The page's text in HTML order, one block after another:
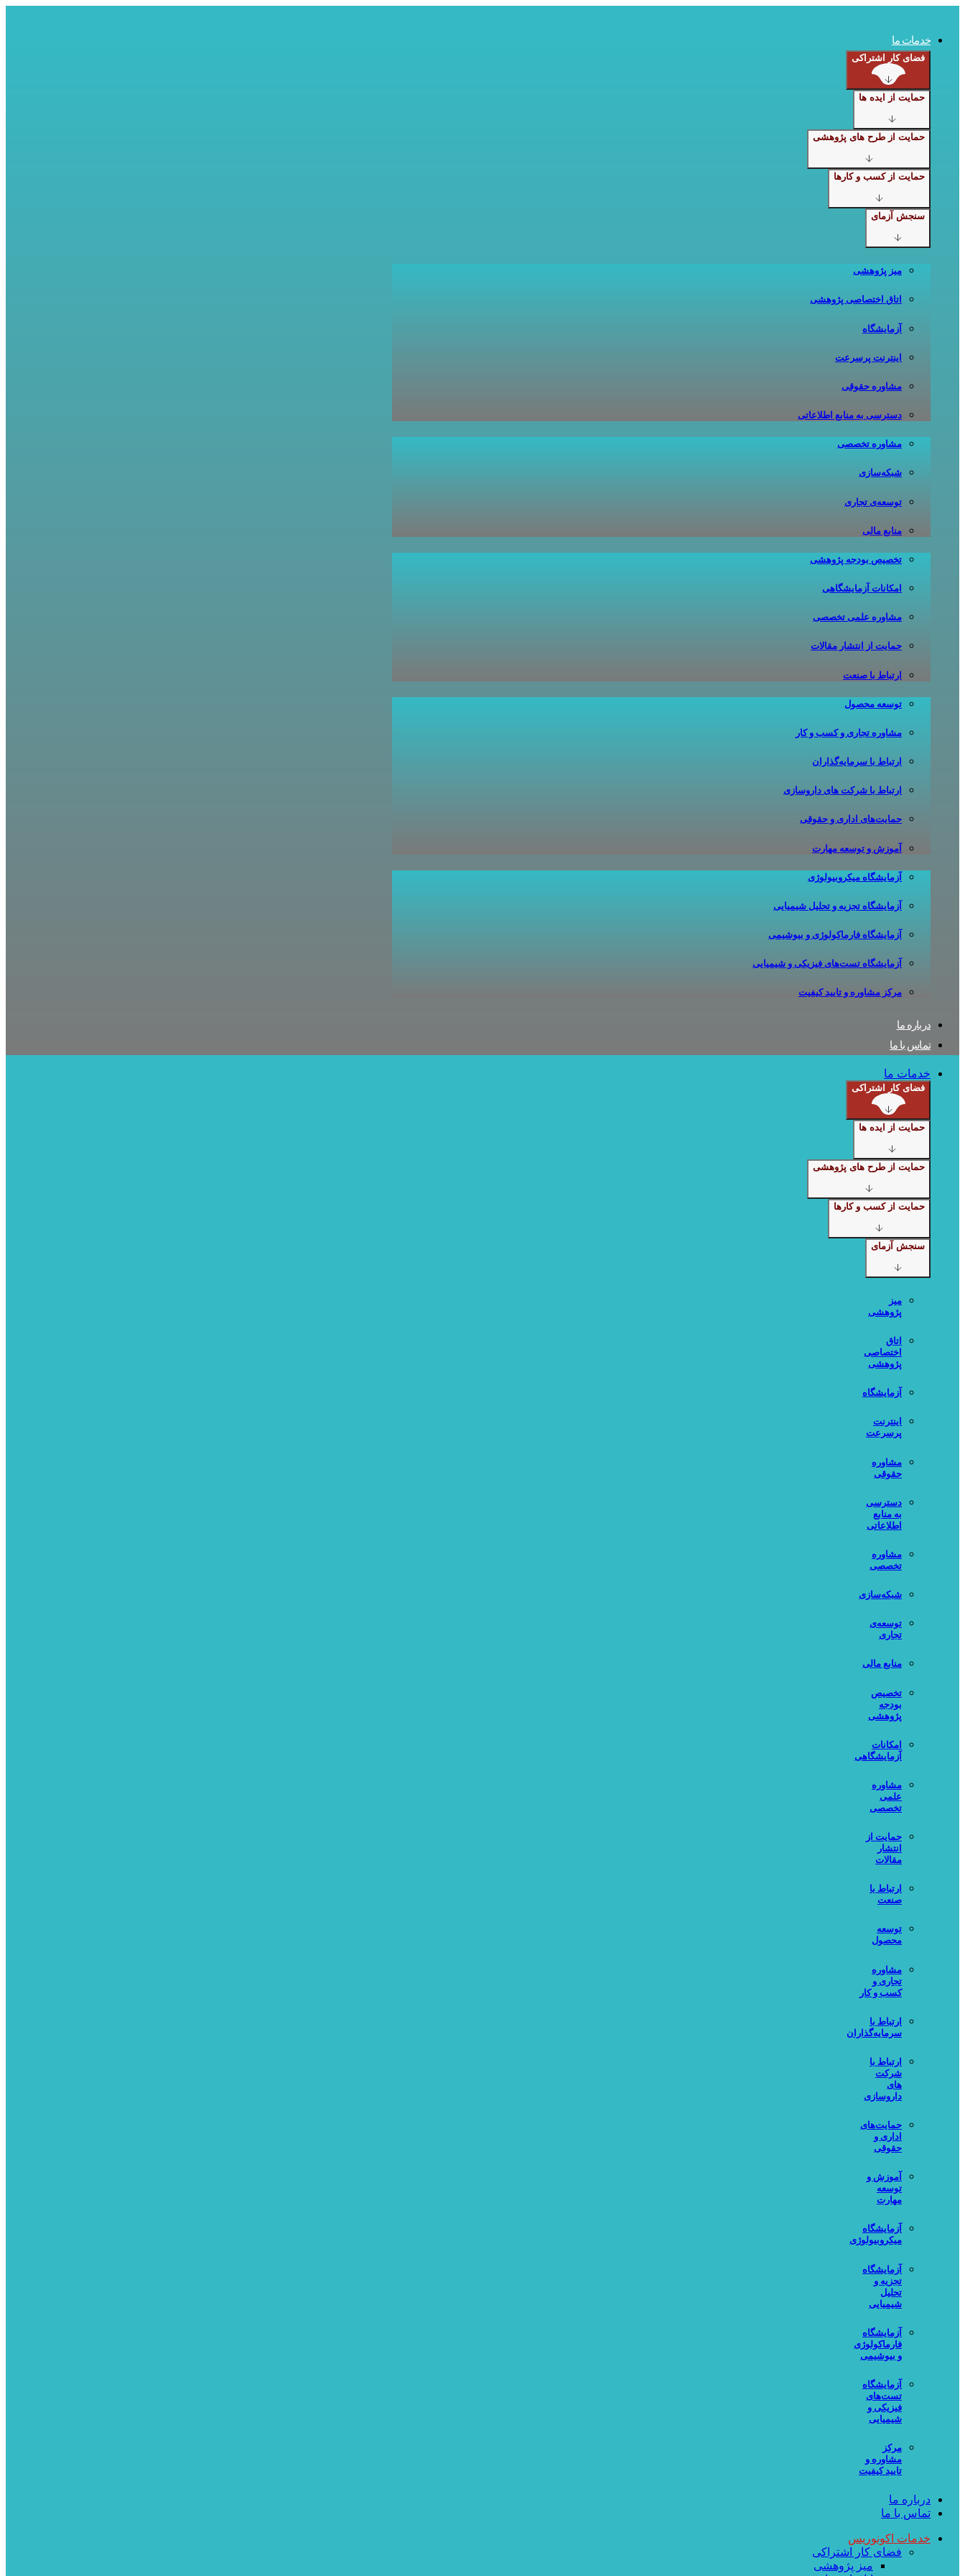
contentخدمات ما
فضای کار اشتراکی
حمایت از ایده ها
حمایت از طرح های پژوهشی
حمایت از کسب و کارها
سنجش آزمای
میز پژوهشی
اتاق اختصاصی پژوهشی
آزمایشگاه
اینترنت پرسرعت
مشاوره حقوقی
دسترسی به منابع اطلاعاتی
مشاوره تخصصی
شبکه‌سازی
توسعه‌ی تجاری
منابع مالی
تخصیص بودجه پژوهشی
امکانات آزمایشگاهی
مشاوره علمی تخصصی
حمایت از انتشار مقالات
ارتباط با صنعت
توسعه محصول
مشاوره تجاری و کسب و کار
ارتباط با سرمایه‌گذاران
ارتباط با شرکت های داروسازی
حمایت‌های اداری و حقوقی
آموزش و توسعه مهارت
آزمایشگاه میکروبیولوژی
آزمایشگاه تجزیه و تحلیل شیمیایی
آزمایشگاه فارماکولوژی و بیوشیمی
آزمایشگاه تست‌های فیزیکی و شیمیایی
مرکز مشاوره و تایید کیفیت
درباره ما
تماس با ما
خدمات ما
فضای کار اشتراکی
حمایت از ایده ها
حمایت از طرح های پژوهشی
حمایت از کسب و کارها
سنجش آزمای
میز
پژوهشی
اتاق
اختصاصی
پژوهشی
آزمایشگاه
اینترنت
پرسرعت
مشاوره
حقوقی
دسترسی
به منابع
اطلاعاتی
مشاوره
تخصصی
شبکه‌سازی
توسعه‌ی
تجاری
منابع مالی
تخصیص
بودجه
پژوهشی
امکانات
آزمایشگاهی
مشاوره
علمی
تخصصی
حمایت از
انتشار
مقالات
ارتباط با
صنعت
توسعه
محصول
مشاوره
تجاری و
کسب و کار
ارتباط با
سرمایه‌گذاران
ارتباط با
شرکت
های
داروسازی
حمایت‌های
اداری و
حقوقی
آموزش و
توسعه
مهارت
آزمایشگاه
میکروبیولوژی
آزمایشگاه
تجزیه و
تحلیل
شیمیایی
آزمایشگاه
فارماکولوژی
و بیوشیمی
آزمایشگاه
تست‌های
فیزیکی و
شیمیایی
مرکز
مشاوره و
تایید کیفیت
درباره ما
تماس با ما
خدمات اکونوریس
فضای کار اشتراکی
میز پژوهشی